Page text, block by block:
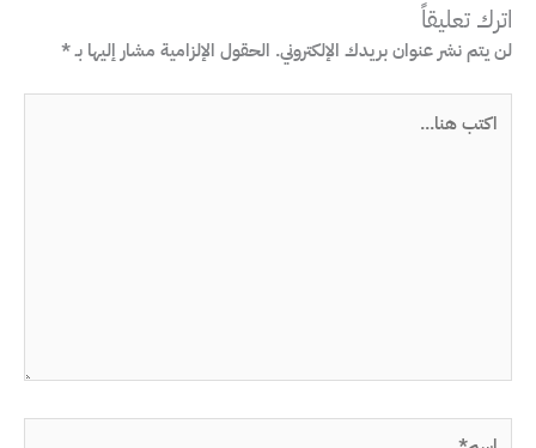
اترك تعليقاً
لن يتم نشر عنوان بريدك الإلكتروني. الحقول الإلزامية مشار إليها بـ*
اسم*